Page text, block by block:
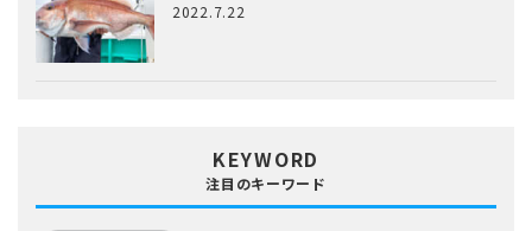
2022.7.22
KEYWORD
注目のキーワード